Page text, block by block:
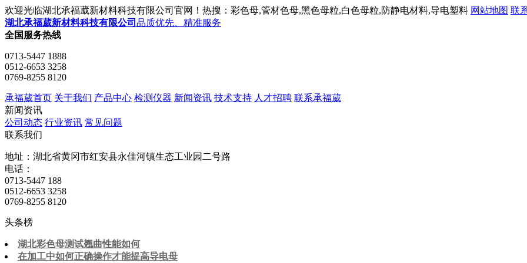
欢迎光临湖北承福葳新材料科技有限公司官网！热搜：彩色母,管材色母,黑色母粒,白色母粒,防静电材料,导电塑料 网站地图 联
湖北承福葳新材料科技有限公司 品质优先、精准服务
全国服务热线
0713-5447 1888
0512-6653 3258
0769-8255 8120
承福葳首页 关于我们 产品中心 检测仪器 新闻资讯 技术支持 人才招聘 联系承福葳
新闻资讯
公司动态 行业资讯 常见问题
联系我们
地址：湖北省黄冈市红安县永佳河镇生态工业园二号路
电话：
0713-5447 188
0512-6653 3258
0769-8255 8120
头条榜
湖北彩色母测试翘曲性能如何
在加工中如何正确操作才能提高导电母